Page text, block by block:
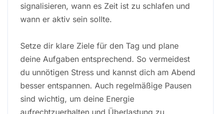
signalisieren, wann es Zeit ist zu schlafen und
wann er aktiv sein sollte.
Setze dir klare Ziele für den Tag und plane
deine Aufgaben entsprechend. So vermeidest
du unnötigen Stress und kannst dich am Abend
besser entspannen. Auch regelmäßige Pausen
sind wichtig, um deine Energie
aufrechtzuerhalten und Überlastung zu